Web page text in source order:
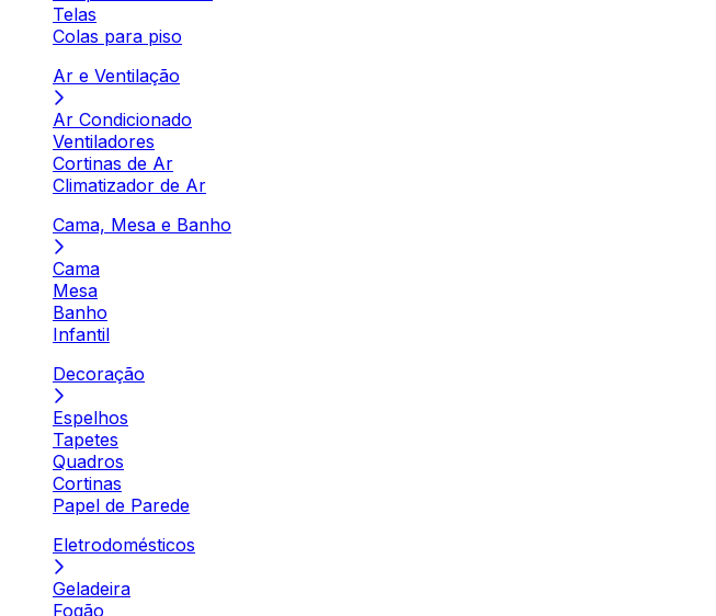
Telas
Colas para piso
Ar e Ventilação
Ar Condicionado
Ventiladores
Cortinas de Ar
Climatizador de Ar
Cama, Mesa e Banho
Cama
Mesa
Banho
Infantil
Decoração
Espelhos
Tapetes
Quadros
Cortinas
Papel de Parede
Eletrodomésticos
Geladeira
Fogão